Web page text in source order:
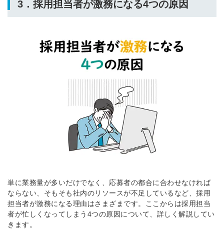
3．採用担当者が激務になる4つの原因
単に業務量が多いだけでなく、応募者の都合に合わせなければ
ならない、そもそも社内のリソースが不足しているなど、採用
担当者が激務になる理由はさまざまです。ここからは採用担当
者が忙しくなってしまう4つの原因について、詳しく解説してい
きます。